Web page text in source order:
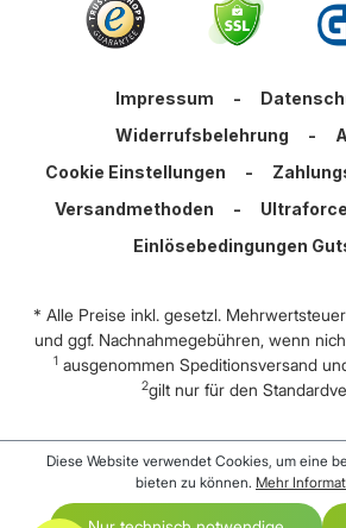
Impressum -
Widerrufsbelehrung
-
Cookie Einstellungen
-
Versandmethoden
-
Einlösebedingungen
* Alle Preise inkl. gesetzl.
und ggf. Nachnahmegebühren, wenn
1 ausgenommen Speditionsversand
2gilt nur für den
Diese Website verwendet Cookies, um eine
bieten zu können. Mehr